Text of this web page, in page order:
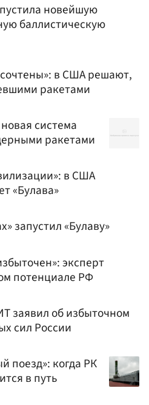
новейшую
баллистическую
в США решают,
ракетами
система
ракетами
в США
«Булава»
запустил «Булаву»
эксперт
потенциале РФ
заявил об избыточном
сил России
поезд»: когда РК
в путь